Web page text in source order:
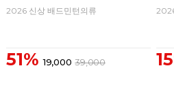
2026 신상 배드민턴의류
51% 19,000 39,000